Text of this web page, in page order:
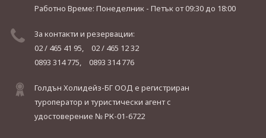
Работно Време: Понеделник - Петъкот 09:30 до 18:00
За контакти и резервации:
02 / 465 41 95,
02 / 465 12 32
0893 314 775,
0893 314 776
Голдън Холидейз-БГ ООД е регистриран
туроператор и туристически агент с
удостоверение № РК-01-6722